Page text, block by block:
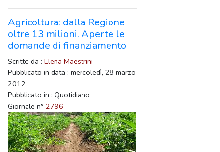
Agricoltura: dalla Regione
oltre 13 milioni. Aperte le
domande di finanziamento
Scritto da : Elena Maestrini
Pubblicato in data : mercoledì, 28 marzo
2012
Pubblicato in : Quotidiano
Giornale n° 2796